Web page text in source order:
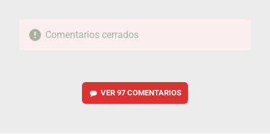
Comentarios cerrados
VER 97 COMENTARIOS